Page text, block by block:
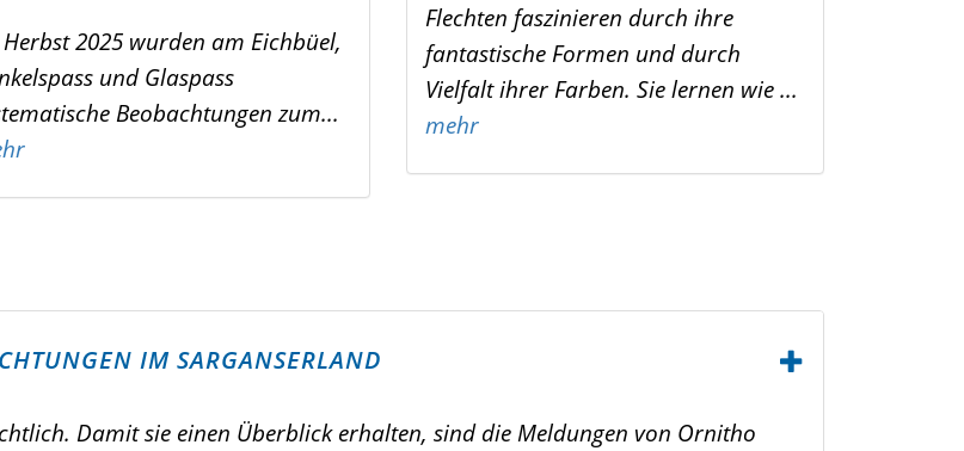
2025 wurden am Eichbüel,
und Glaspass
Beobachtungen zum...
Flechten faszinieren durch ihre
fantastische Formen und durch
Vielfalt ihrer Farben. Sie lernen wie ...
mehr
IM SARGANSERLAND
Damit sie einen Überblick erhalten, sind die Meldungen von Ornitho